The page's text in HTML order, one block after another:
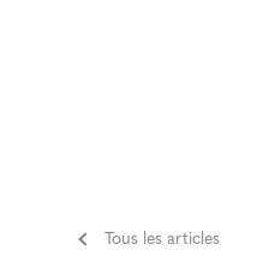
Tous les articles